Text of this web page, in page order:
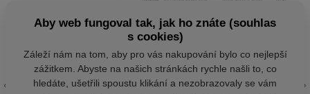
Aby web fungoval tak, jak ho znáte (souhlas
s cookies)
Záleží nám na tom, aby pro vás nakupování bylo co nejlepší
zážitkem. Abyste na našich stránkách rychle našli to, co
hledáte, ušetřili spoustu klikání a nezobrazovaly se vám